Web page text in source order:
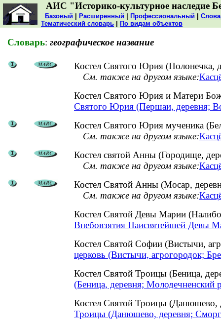
АИС "Историко-культурное наследие
Базовый Расширенный Профессиональный
Тематический словарь
По видам объектов
Словарь: географическое название
Костел Святого Юрия (Полонечка,
См. также на другом языке:
Костел Святого Юрия и Матери
Святого Юрия (Першаи, деревня;
Костел Святого Юрия мученика
См. также на другом языке:
Костел святой Анны (Городище,
См. также на другом языке:
Костел Святой Анны (Мосар,
См. также на другом языке:
Костел Святой Девы Марии
Внебовзятия Наисвятейшей Девы
Костел Святой Софии (Вистычи,
церковь (Вистычи, агрогородок;
Костел Святой Троицы (Беница,
(Беница, деревня; Молодечненский
Костел Святой Троицы
Троицы (Данюшево, деревня;